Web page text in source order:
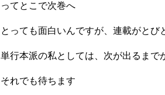
ってとこで次巻へ
とっても面白いんですが、連載がとび
単行本派の私としては、次が出るまで
それでも待ちます